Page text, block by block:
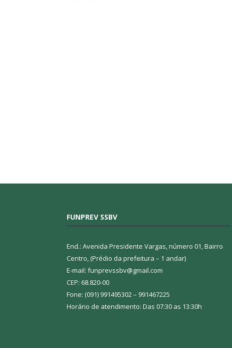
FUNPREV SSBV
End.: Avenida Presidente Vargas, número 01, Bairro
Centro, (Prédio da prefeitura – 1 andar)
E-mail: funprevssbv@gmail.com
CEP: 68.820-00
Fone: (091) 991495302 – 991467225
Horário de atendimento: Das 07:30 as 13:30h